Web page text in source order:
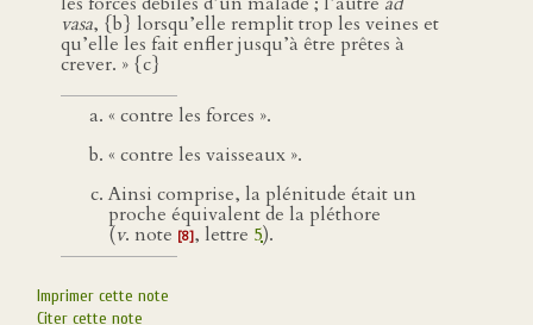
vasa, {b} lorsqu’elle remplit trop les veines et
qu’elle les fait enfler jusqu’à être prêtes à
crever. » {c}
« contre les forces ».
« contre les vaisseaux ».
Ainsi comprise, la plénitude était un
proche équivalent de la pléthore
(v. note [8], lettre 5).
Imprimer cette note
Citer cette note